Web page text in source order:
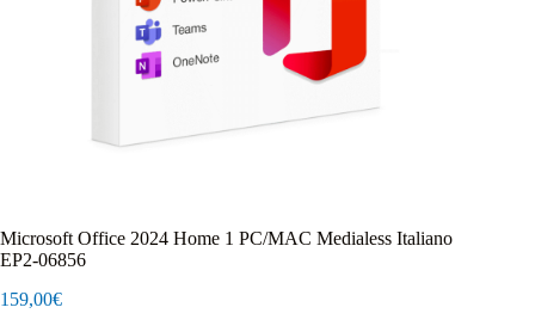
Microsoft Office 2024 Home 1 PC/MAC Medialess Italiano
EP2-06856
159,00€